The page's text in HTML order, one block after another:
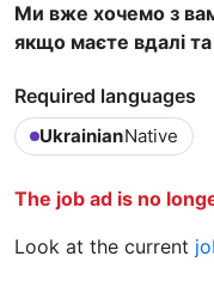
Ми вже хочемо з
якщо маєте вдалі
Required languages
UkrainianNative
The job ad is no
Look at the current